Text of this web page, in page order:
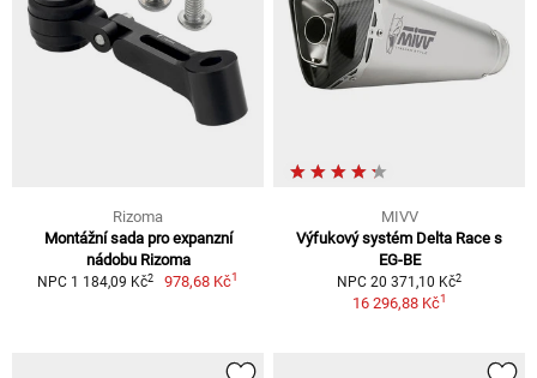
Rizoma
Montážní sada pro expanzní
nádobu Rizoma
NPC 1 184,09 Kč2 978,68 Kč1
MIVV
Výfukový systém Delta Race s
EG-BE
NPC 20 371,10 Kč2
16 296,88 Kč1